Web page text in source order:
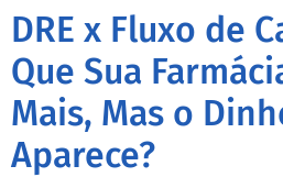
DRE x Fluxo de
Que Sua
Mais, Mas o
Aparece?